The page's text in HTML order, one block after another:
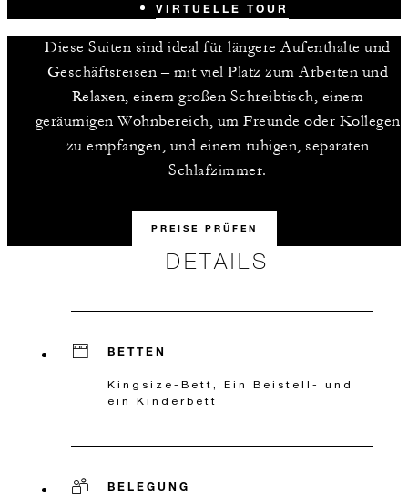
VIRTUELLE TOUR
Diese Suiten sind ideal für längere Aufenthalte und
Geschäftsreisen – mit viel Platz zum Arbeiten und
Relaxen, einem großen Schreibtisch, einem
geräumigen Wohnbereich, um Freunde oder Kollegen
zu empfangen, und einem ruhigen, separaten
Schlafzimmer.
PREISE PRÜFEN
DETAILS
BETTEN
Kingsize-Bett, Ein Beistell- und
ein Kinderbett
BELEGUNG